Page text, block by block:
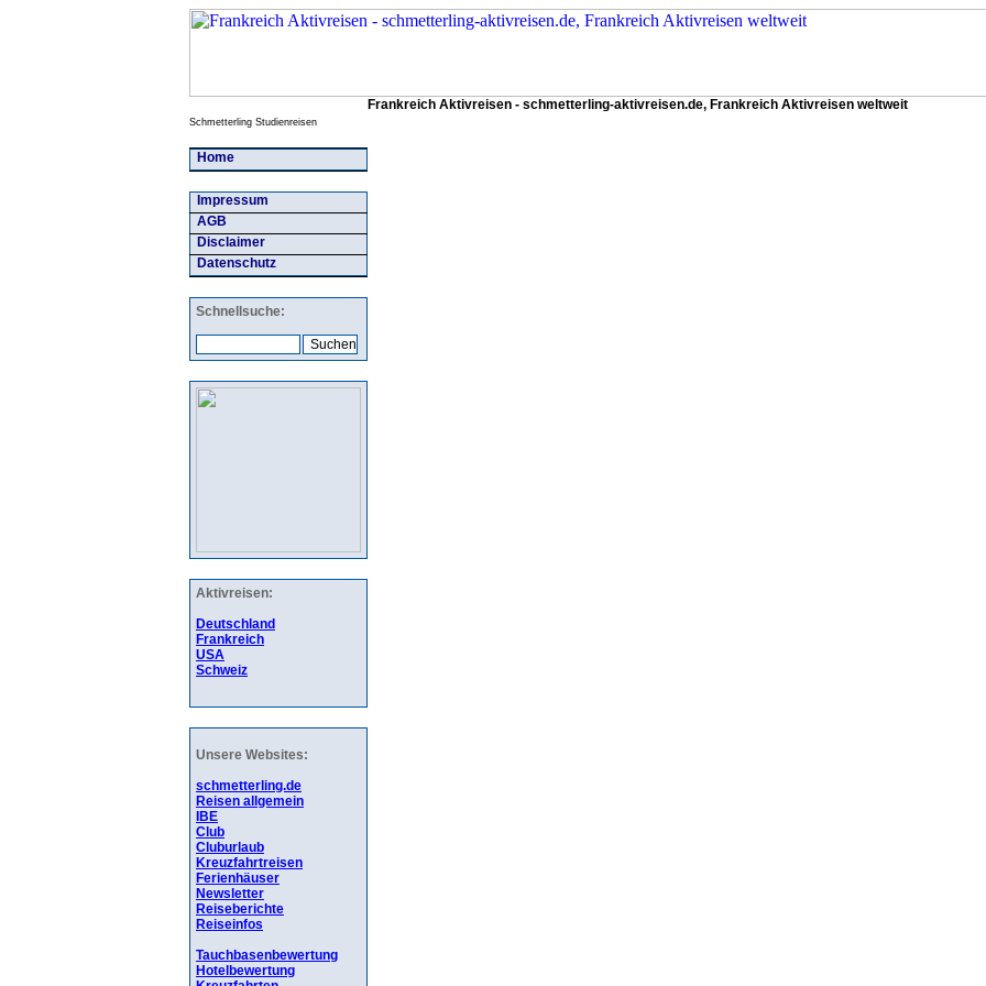
Schmetterling Studienreisen
Home
Impressum
AGB
Disclaimer
Datenschutz
Schnellsuche:
Aktivreisen:
Deutschland
Frankreich
USA
Schweiz
Unsere Websites:
schmetterling.de
Reisen allgemein
IBE
Club
Cluburlaub
Kreuzfahrtreisen
Ferienhäuser
Newsletter
Reiseberichte
Reiseinfos
Tauchbasenbewertung
Hotelbewertung
Frankreich Aktivreisen - schmetterling-aktivreisen.de, Frankreich Aktivreisen weltweit